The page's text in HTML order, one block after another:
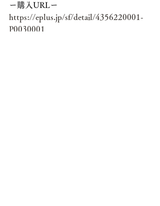
ー購入URLー
https://eplus.jp/sf/detail/4356220001-
P0030001